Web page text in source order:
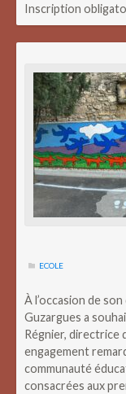
Inscription
ECOLE
À l’occasion de
Guzargues a
Régnier, directrice
engagement
communauté
consacrées aux